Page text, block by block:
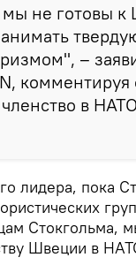
не готовы к
–
комментируя
в
лидера, пока
Стокгольма,
Швеции в